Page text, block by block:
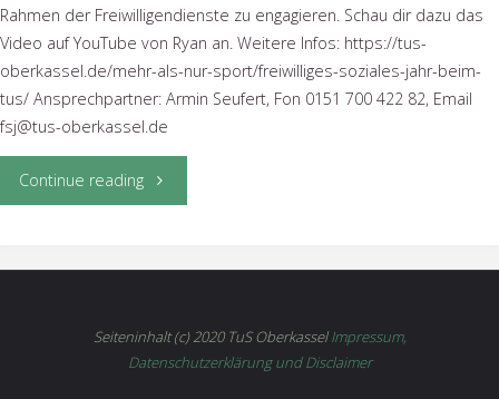
Rahmen der Freiwilligendienste zu engagieren. Schau dir dazu das
Video auf YouTube von Ryan an. Weitere Infos: https://tus-
oberkassel.de/mehr-als-nur-sport/freiwilliges-soziales-jahr-beim-
tus/ Ansprechpartner: Armin Seufert, Fon 0151 700 422 82, Email
fsj@tus-oberkassel.de
Continue reading"Dein
im
Seiteninhalt (c) 2020 TuS OberkasselImpressum,
Datenschutzerklärung und Disclaimer